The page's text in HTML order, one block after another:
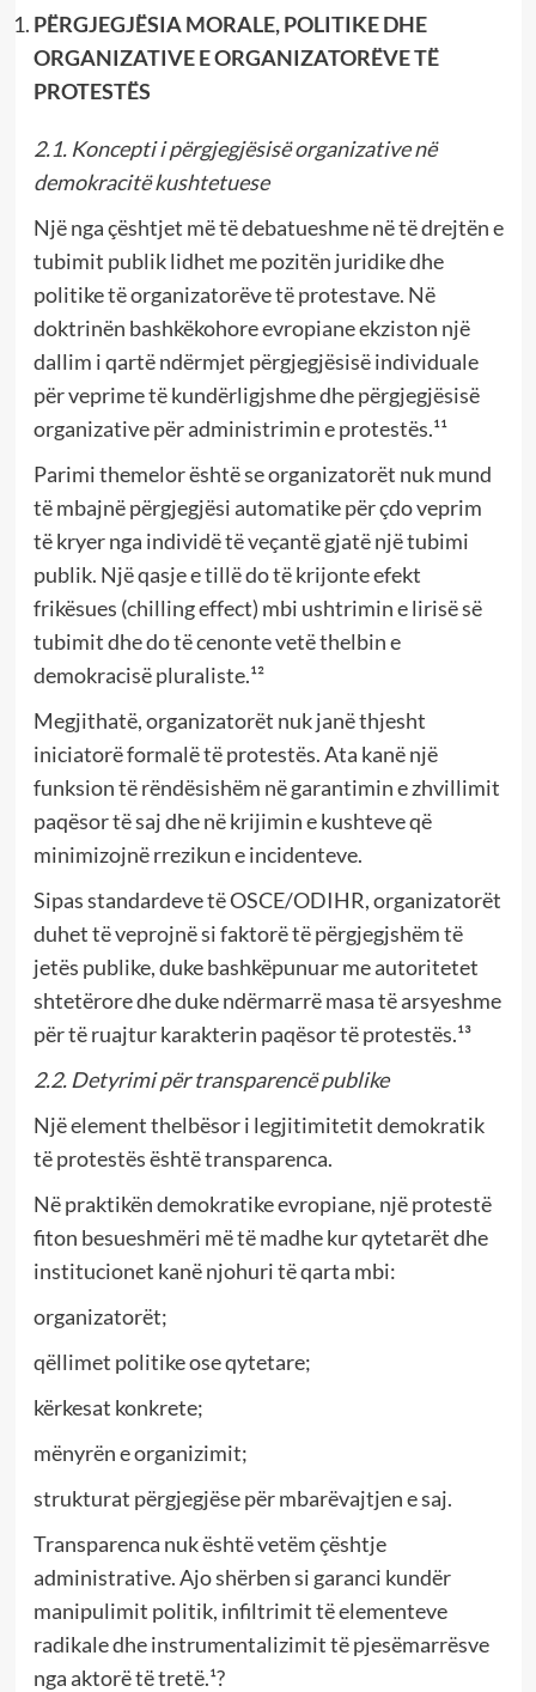
PËRGJEGJËSIA MORALE, POLITIKE DHE
ORGANIZATIVE E ORGANIZATORËVE TË
PROTESTËS
2.1. Koncepti i përgjegjësisë organizative në
demokracitë kushtetuese
Një nga çështjet më të debatueshme në të drejtën e
tubimit publik lidhet me pozitën juridike dhe
politike të organizatorëve të protestave. Në
doktrinën bashkëkohore evropiane ekziston një
dallim i qartë ndërmjet përgjegjësisë individuale
për veprime të kundërligjshme dhe përgjegjësisë
organizative për administrimin e protestës.¹¹
Parimi themelor është se organizatorët nuk mund
të mbajnë përgjegjësi automatike për çdo veprim
të kryer nga individë të veçantë gjatë një tubimi
publik. Një qasje e tillë do të krijonte efekt
frikësues (chilling effect) mbi ushtrimin e lirisë së
tubimit dhe do të cenonte vetë thelbin e
demokracisë pluraliste.¹²
Megjithatë, organizatorët nuk janë thjesht
iniciatorë formalë të protestës. Ata kanë një
funksion të rëndësishëm në garantimin e zhvillimit
paqësor të saj dhe në krijimin e kushteve që
minimizojnë rrezikun e incidenteve.
Sipas standardeve të OSCE/ODIHR, organizatorët
duhet të veprojnë si faktorë të përgjegjshëm të
jetës publike, duke bashkëpunuar me autoritetet
shtetërore dhe duke ndërmarrë masa të arsyeshme
për të ruajtur karakterin paqësor të protestës.¹³
2.2. Detyrimi për transparencë publike
Një element thelbësor i legjitimitetit demokratik
të protestës është transparenca.
Në praktikën demokratike evropiane, një protestë
fiton besueshmëri më të madhe kur qytetarët dhe
institucionet kanë njohuri të qarta mbi:
organizatorët;
qëllimet politike ose qytetare;
kërkesat konkrete;
mënyrën e organizimit;
strukturat përgjegjëse për mbarëvajtjen e saj.
Transparenca nuk është vetëm çështje
administrative. Ajo shërben si garanci kundër
manipulimit politik, infiltrimit të elementeve
radikale dhe instrumentalizimit të pjesëmarrësve
nga aktorë të tretë.¹?